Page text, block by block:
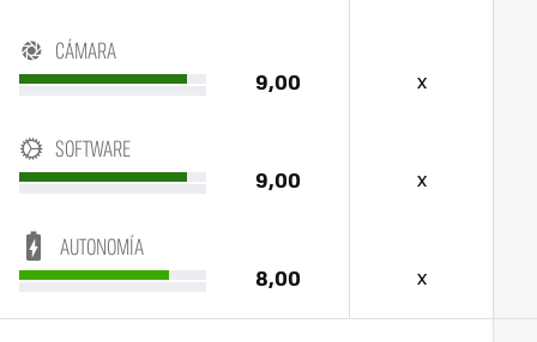
CÁMARA
9,00 x
SOFTWARE
9,00 x
AUTONOMÍA
8,00 x